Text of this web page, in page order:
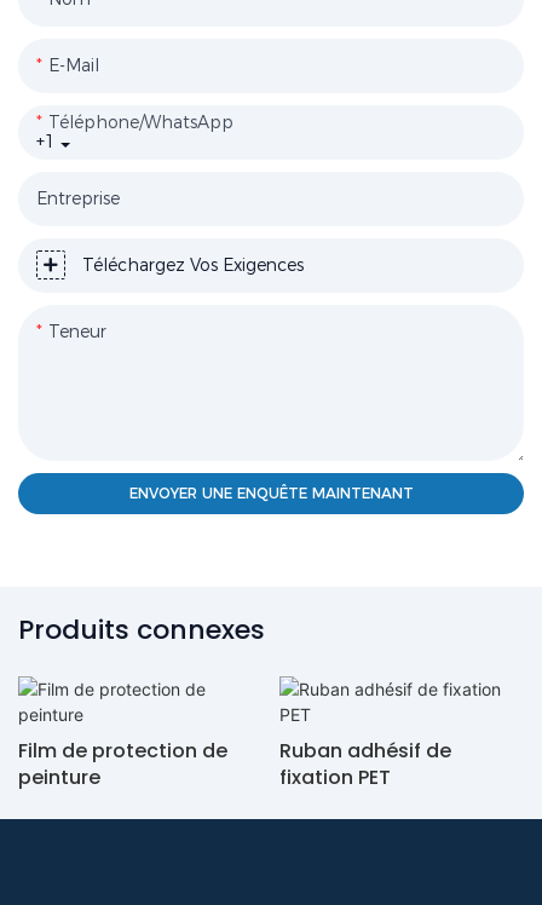
E-Mail
+1
Téléphone/WhatsApp
Entreprise
Téléchargez Vos Exigences
Teneur
ENVOYER UNE ENQUÊTE MAINTENANT
Produits connexes
Film de protection de
peinture
Ruban adhésif de
fixation PET